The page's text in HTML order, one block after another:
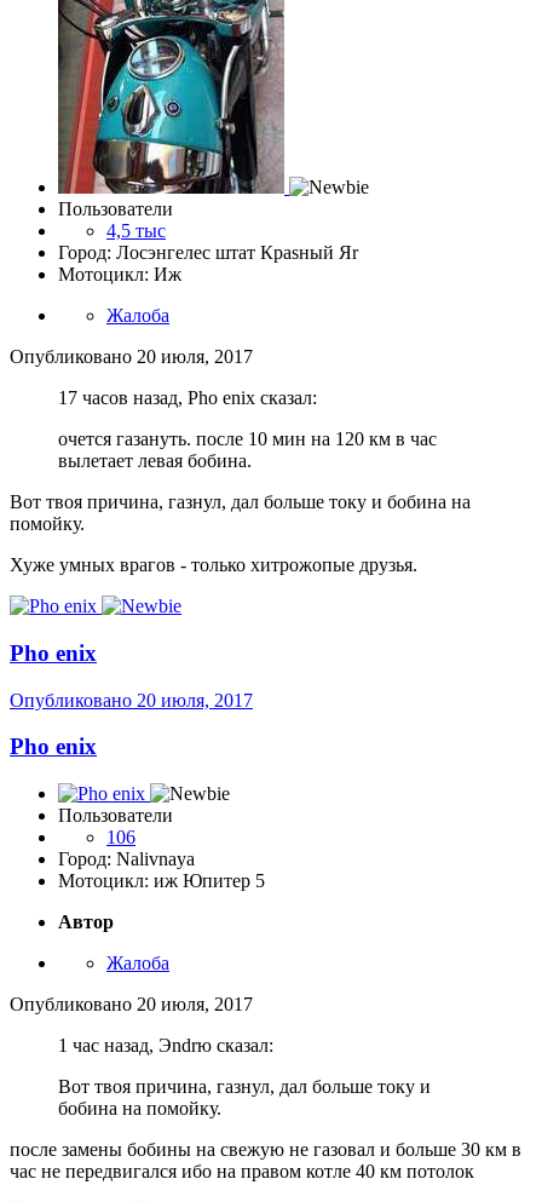
Пользователи
4,5 тыс
Город: Лосэнгелес штат Краsный Яr
Мотоцикл: Иж
Жалоба
Опубликовано 20 июля, 2017
17 часов назад, Pho enix сказал:
очется газануть. после 10 мин на 120 км в час
вылетает левая бобина.
Вот твоя причина, газнул, дал больше току и бобина на
помойку.
Хуже умных врагов - только хитрожопые друзья.
Pho enix
Опубликовано 20 июля, 2017
Pho enix
Пользователи
106
Город: Nalivnaya
Мотоцикл: иж Юпитер 5
Автор
Жалоба
Опубликовано 20 июля, 2017
1 час назад, Эndrю сказал:
Вот твоя причина, газнул, дал больше току и
бобина на помойку.
после замены бобины на свежую не газовал и больше 30 км в
час не передвигался ибо на правом котле 40 км потолок